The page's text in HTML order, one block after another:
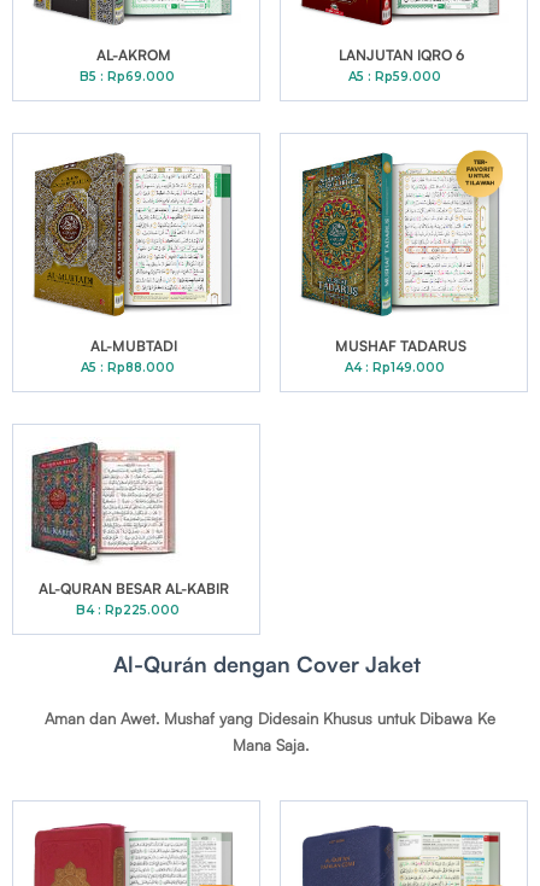
AL-AKROM
B5 : Rp69.000
LANJUTAN IQRO 6
A5 : Rp59.000
AL-MUBTADI
A5 : Rp88.000
MUSHAF TADARUS
A4 : Rp149.000
AL-QURAN BESAR AL-KABIR
B4 : Rp225.000
Al-Qurán dengan Cover Jaket
Aman dan Awet. Mushaf yang Didesain Khusus untuk Dibawa Ke
Mana Saja.